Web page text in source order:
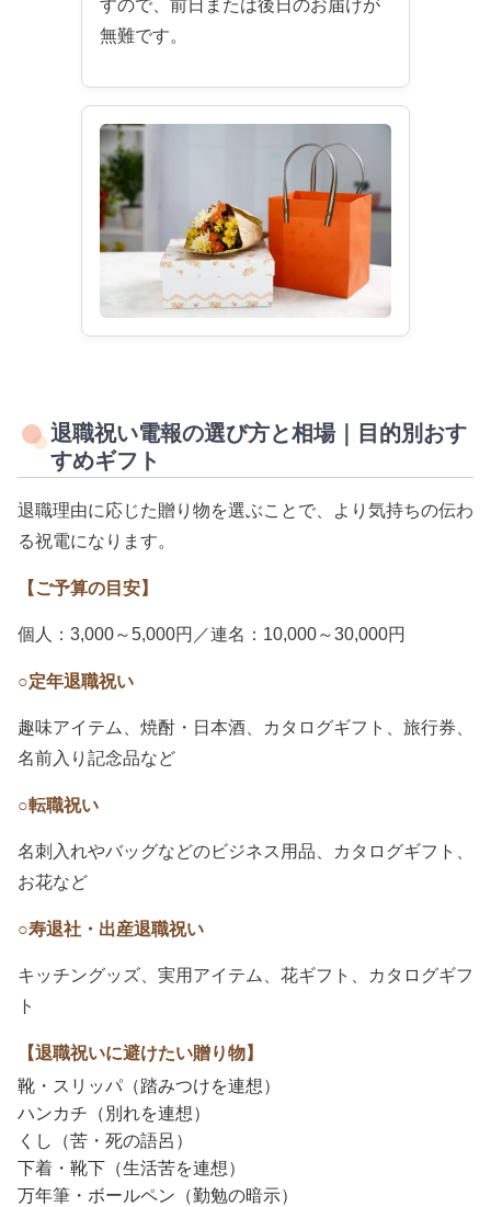
すので、前日または後日のお届けが
無難です。
退職祝い電報の選び方と相場｜目的別おす
すめギフト
退職理由に応じた贈り物を選ぶことで、より気持ちの伝わ
る祝電になります。
【ご予算の目安】
個人：3,000～5,000円／連名：10,000～30,000円
○定年退職祝い
趣味アイテム、焼酎・日本酒、カタログギフト、旅行券、
名前入り記念品など
○転職祝い
名刺入れやバッグなどのビジネス用品、カタログギフト、
お花など
○寿退社・出産退職祝い
キッチングッズ、実用アイテム、花ギフト、カタログギフ
ト
【退職祝いに避けたい贈り物】
靴・スリッパ（踏みつけを連想）
ハンカチ（別れを連想）
くし（苦・死の語呂）
下着・靴下（生活苦を連想）
万年筆・ボールペン（勤勉の暗示）